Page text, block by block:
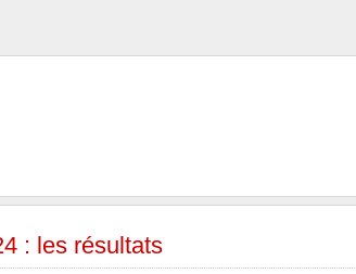
: les résultats